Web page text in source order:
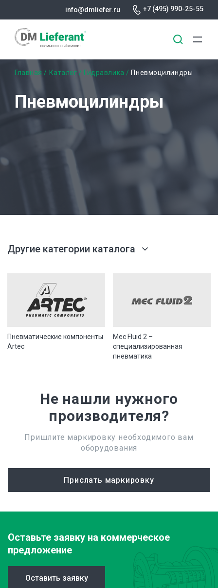
Перейти
основному
содержанию
info@dmliefer.ru +7 (495) 990-25-55
Строка
навигации
Главная Каталог Гидравлика Пневмоцилиндры
Пневмоцилиндры
Другие категории каталога
Пневматические компоненты
Artec
Mec Fluid 2 –
специализированная
пневматика
Не нашли нужного
производителя?
Пришлите маркировку необходимого вам
оборудования
Прислать маркировку
Оставьте заявку на коммерческое
предложение
Оставить заявку